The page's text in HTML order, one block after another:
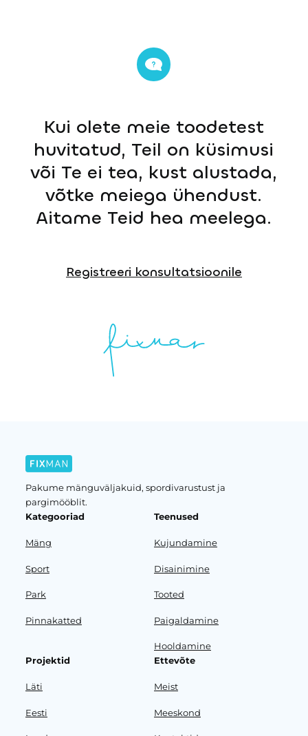
Kui olete meie toodetest
huvitatud, Teil on küsimusi
või Te ei tea, kust alustada,
võtke meiega ühendust.
Aitame Teid hea meelega.
Registreeri konsultatsioonile
Pakume mänguväljakuid, spordivarustust ja
pargimööblit.
Kategooriad
Mäng
Sport
Park
Pinnakatted
Teenused
Kujundamine
Disainimine
Tooted
Paigaldamine
Hooldamine
Projektid
Läti
Eesti
Ettevõte
Meist
Meeskond